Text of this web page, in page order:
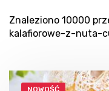
Znaleziono 10000
kalafiorowe-z-nuta-
NOWOŚĆ